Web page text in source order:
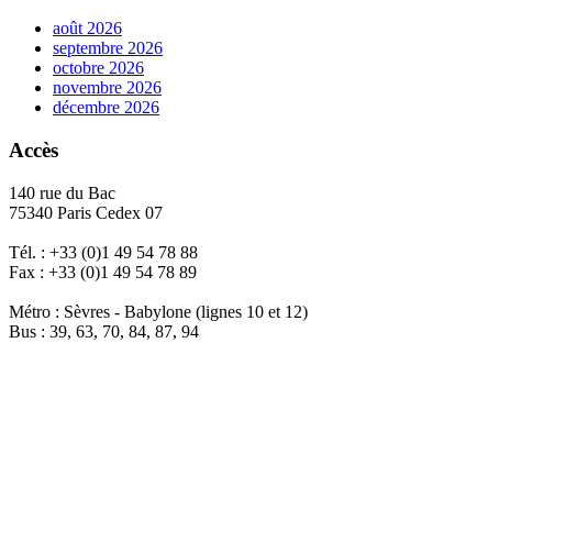
août 2026
septembre 2026
octobre 2026
novembre 2026
décembre 2026
Accès
140 rue du Bac
75340 Paris Cedex 07
Tél. : +33 (0)1 49 54 78 88
Fax : +33 (0)1 49 54 78 89
Métro : Sèvres - Babylone (lignes 10 et 12)
Bus : 39, 63, 70, 84, 87, 94